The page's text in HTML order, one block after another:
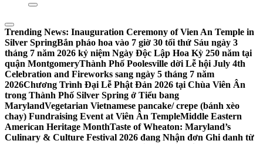
Trending News: Inauguration Ceremony of Vien An Temple in
Silver SpringBắn pháo hoa vào 7 giờ 30 tối thứ Sáu ngày 3
tháng 7 năm 2026 kỷ niệm Ngày Độc Lập Hoa Kỳ 250 năm tại
quận MontgomeryThành Phố Poolesville dời Lễ hội July 4th
Celebration and Fireworks sang ngày 5 tháng 7 năm
2026Chương Trình Đại Lễ Phật Đản 2026 tại Chùa Viên Ân
trong Thành Phố Silver Spring ở Tiểu bang
MarylandVegetarian Vietnamese pancake/ crepe (bánh xèo
chay) Fundraising Event at Viên Ân TempleMiddle Eastern
American Heritage MonthTaste of Wheaton: Maryland’s
Culinary & Culture Festival 2026 đang Nhận đơn Ghi danh từ